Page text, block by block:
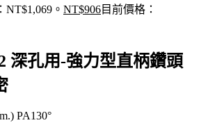
NT$1,069。 NT$906目前價格：
深孔用-強力型直柄鑽頭
PA130°